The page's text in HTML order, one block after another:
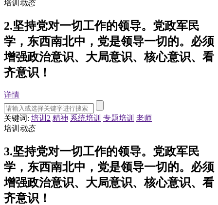
培训 动态
2.坚持党对一切工作的领导。党政军民
学，东西南北中，党是领导一切的。必须
增强政治意识、大局意识、核心意识、看
齐意识！
详情
关键词: 培训2 精神 系统培训 专题培训 老师
培训 动态
3.坚持党对一切工作的领导。党政军民
学，东西南北中，党是领导一切的。必须
增强政治意识、大局意识、核心意识、看
齐意识！